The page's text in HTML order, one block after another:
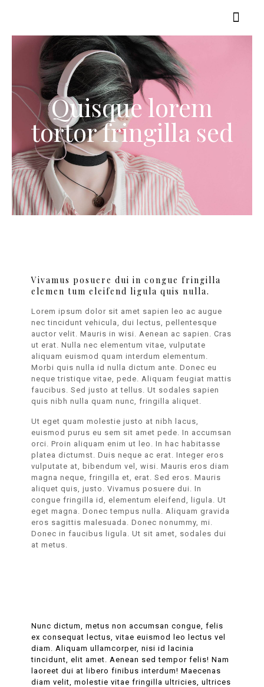
Quisque lorem
tortor fringilla sed
Vivamus posuere dui in congue fringilla
elemen tum eleifend ligula quis nulla.
Lorem ipsum dolor sit amet sapien leo ac augue
nec tincidunt vehicula, dui lectus, pellentesque
auctor velit. Mauris in wisi. Aenean ac sapien. Cras
ut erat. Nulla nec elementum vitae, vulputate
aliquam euismod quam interdum elementum.
Morbi quis nulla id nulla dictum ante. Donec eu
neque tristique vitae, pede. Aliquam feugiat mattis
faucibus. Sed justo at tellus. Ut sodales sapien
quis nibh nulla quam nunc, fringilla aliquet.
Ut eget quam molestie justo at nibh lacus,
euismod purus eu sem sit amet pede. In accumsan
orci. Proin aliquam enim ut leo. In hac habitasse
platea dictumst. Duis neque ac erat. Integer eros
vulputate at, bibendum vel, wisi. Mauris eros diam
magna neque, fringilla et, erat. Sed eros. Mauris
aliquet quis, justo. Vivamus posuere dui. In
congue fringilla id, elementum eleifend, ligula. Ut
eget magna. Donec tempus nulla. Aliquam gravida
eros sagittis malesuada. Donec nonummy, mi.
Donec in faucibus ligula. Ut sit amet, sodales dui
at metus.
Nunc dictum, metus non accumsan congue, felis
ex consequat lectus, vitae euismod leo lectus vel
diam. Aliquam ullamcorper, nisi id lacinia
tincidunt, elit amet. Aenean sed tempor felis! Nam
laoreet dui at libero finibus interdum! Maecenas
diam velit, molestie vitae fringilla ultricies, ultrices